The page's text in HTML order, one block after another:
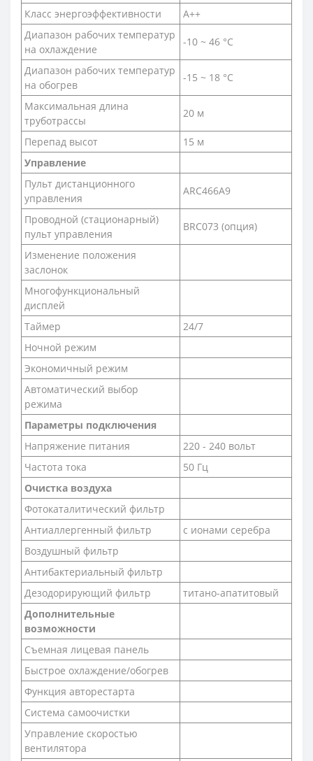
Класс энергоэффективности
A++
Диапазон рабочих температур
на охлаждение
-10 ~ 46 °С
Диапазон рабочих температур
на обогрев
-15 ~ 18 °С
Максимальная длина
труботрассы
20 м
Перепад высот
15 м
Управление
Пульт дистанционного
управления
ARC466A9
Проводной (стационарный)
пульт управления
BRC073 (опция)
Изменение положения
заслонок
Многофункциональный
дисплей
Таймер
24/7
Ночной режим
Экономичный режим
Автоматический выбор
режима
Параметры подключения
Напряжение питания
220 - 240 вольт
Частота тока
50 Гц
Очистка воздуха
Фотокаталитический фильтр
Антиаллергенный фильтр
с ионами серебра
Воздушный фильтр
Антибактериальный фильтр
Дезодорирующий фильтр
титано-апатитовый
Дополнительные
возможности
Съемная лицевая панель
Быстрое охлаждение/обогрев
Функция авторестарта
Система самоочистки
Управление скоростью
вентилятора